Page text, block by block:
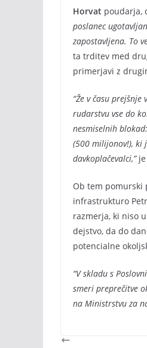
Horvat poudarja,
poslanec
zapostavljena. To
ta trditev med
primerjavi z
“Že v času
rudarstvu vse do
nesmiselnih
(500 milijonov!), ki
davkoplačevalci,”je
Ob tem pomurski
infrastrukturo
razmerja, ki niso
dejstvo, da do
potencialne
“V skladu s
smeri preprečitve
na Ministrstvu za